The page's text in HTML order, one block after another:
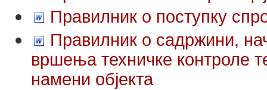
Правилник о поступку
Правилник о садржини,
вршења техничке контроле
намени објекта